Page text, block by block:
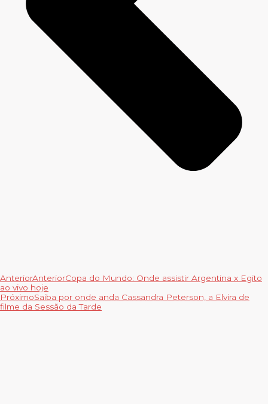
AnteriorAnteriorCopa do Mundo: Onde assistir Argentina x Egito
ao vivo hoje
PróximoSaiba por onde anda Cassandra Peterson, a Elvira de
filme da Sessão da Tarde